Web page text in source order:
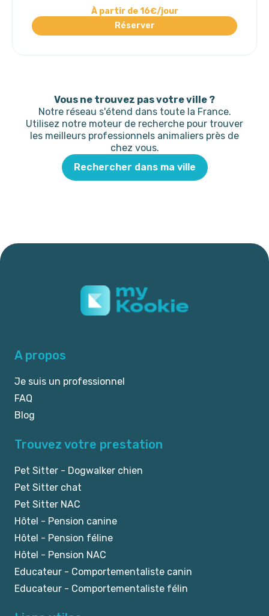
À partir de 16€/jour
Réserver
Vous ne trouvez pas votre ville ?
Notre réseau s'étend dans toute la France.
Utilisez notre moteur de recherche pour trouver
les meilleurs professionnels animaliers près de
chez vous.
Rechercher dans ma ville
A propos
Je suis un professionnel
FAQ
Blog
Trouvez votre prestation
Pet Sitter - Dogwalker chien
Pet Sitter chat
Pet Sitter NAC
Hôtel - Pension canine
Hôtel - Pension féline
Hôtel - Pension NAC
Educateur - Comportementaliste canin
Educateur - Comportementaliste félin